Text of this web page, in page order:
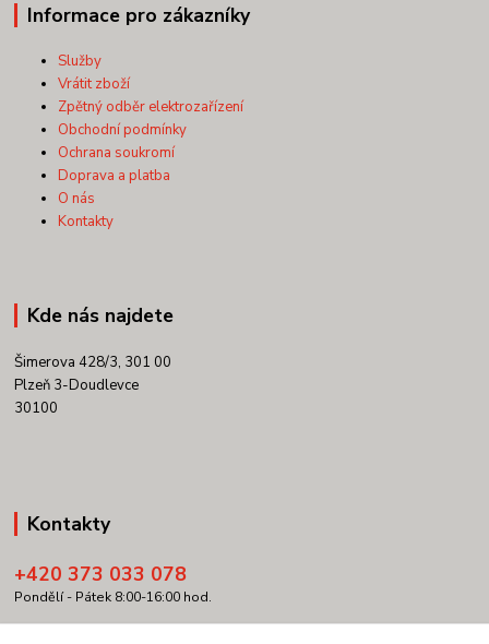
Informace pro zákazníky
Služby
Vrátit zboží
Zpětný odběr elektrozařízení
Obchodní podmínky
Ochrana soukromí
Doprava a platba
O nás
Kontakty
Kde nás najdete
Šimerova 428/3, 301 00
Plzeň 3-Doudlevce
30100
Kontakty
+420 373 033 078
Pondělí - Pátek 8:00-16:00 hod.